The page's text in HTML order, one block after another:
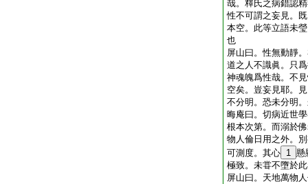
哉。釋氏之病錯認
性不可謂之妄見。
本空。此等立語未
也
屏山曰。性無動靜
道之人不識眞。只
神魂魄爲性哉。不
空矣。豈妄見耶。
不分明。恐未分明
晦庵曰。切病近世
根本次第。而溺於
物人倫日用之外。
可測度。其心 1 懸
極致。未甞不墮於
屏山曰。天地萬物